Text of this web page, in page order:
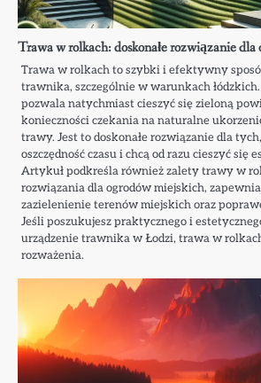
Trawa w rolkach: doskonałe rozwiązanie
Trawa w rolkach to szybki i efektywny
trawnika, szczególnie w warunkach
pozwala natychmiast cieszyć się zieloną
konieczności czekania na naturalne
trawy. Jest to doskonałe rozwiązanie dla
oszczędność czasu i chcą od razu cieszyć się
Artykuł podkreśla również zalety trawy w
rozwiązania dla ogrodów miejskich,
zazielenienie terenów miejskich oraz
Jeśli poszukujesz praktycznego i
urządzenie trawnika w Łodzi, trawa w
rozważenia.